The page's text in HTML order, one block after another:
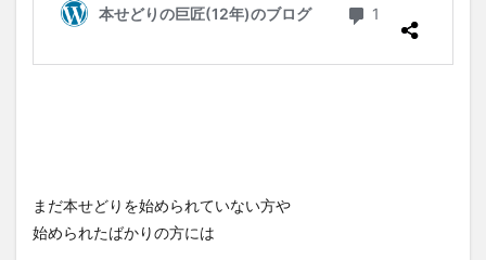
まだ本せどりを始められていない方や
始められたばかりの方には